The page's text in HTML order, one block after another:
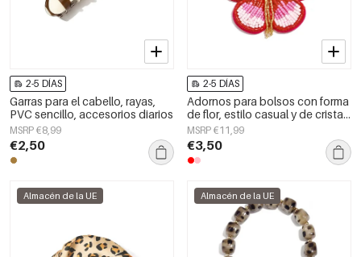
2-5 DÍAS
Garras para el cabello, rayas,
PVC sencillo, accesorios diarios
MSRP €8,99
€2,50
2-5 DÍAS
Adornos para bolsos con forma
de flor, estilo casual y de cristal,
accesorios diarios.
MSRP €11,99
€3,50
Almacén de la UE Almacén de la UE